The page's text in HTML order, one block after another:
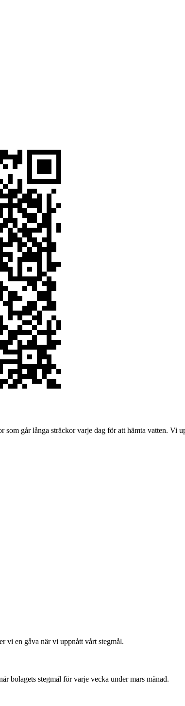
går långa sträckor varje dag för att hämta vatten. Vi
vi en gåva när vi uppnått vårt stegmål.
bolagets stegmål för varje vecka under mars månad.